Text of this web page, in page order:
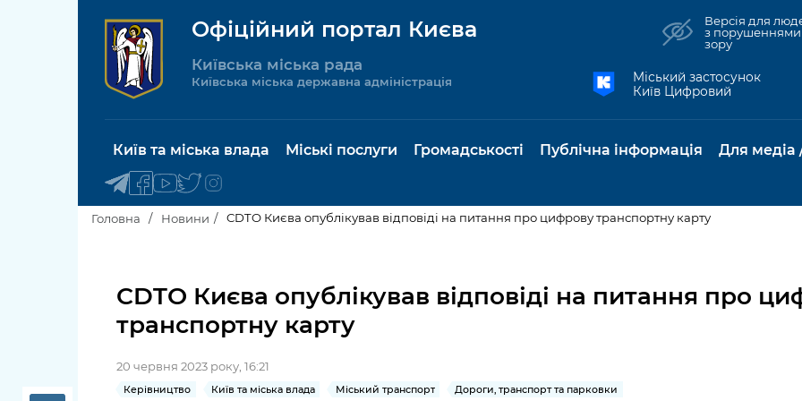
Офіційний портал Києва
Київська міська рада
Київська міська державна адміністрація
Версія для
з порушеннями
зору
Міський застосунок
Київ Цифровий
Київ та міська влада
Київська міська рада
Керівництво КМДА
Контактна інформація
Міські послуги
послуги
Пільги, субсидії та
Паспорт, свідоцтва та
земельні ділянки
Бізнес та ліцензування
Громадськості
об'єднань
громадськістю
Публічна інформація
публічної
інформації
база
Для медіа
Головна Новини CDTO Києва опублікував відповіді на питання про цифрову транспортну карту
CDTO Києва опублікував відповіді на питання про
транспортну карту
20 червня 2023 року, 16:21
Керівництво Київ та міська влада Міський транспорт Дороги, транспорт та парковки